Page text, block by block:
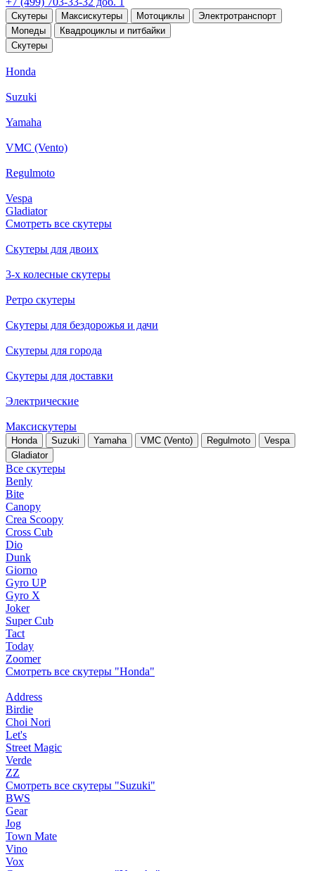
Скутеры Максискутеры Мотоциклы
Электротранспорт
Мопеды
Квадроциклы и питбайки
Скутеры
Honda
Suzuki
Yamaha
VMC (Vento)
Regulmoto
Vespa
Gladiator
Смотреть все скутеры
Скутеры для двоих
3-х колесные скутеры
Ретро скутеры
Скутеры для бездорожья и дачи
Скутеры для города
Скутеры для доставки
Электрические
Максискутеры
Honda Suzuki Yamaha VMC (Vento) Regulmoto
Vespa
Gladiator
Все скутеры
Benly
Bite
Canopy
Crea Scoopy
Cross Cub
Dio
Dunk
Giorno
Gyro UP
Gyro X
Joker
Super Cub
Tact
Today
Zoomer
Смотреть все скутеры "Honda"
Address
Birdie
Choi Nori
Let's
Street Magic
Verde
ZZ
Смотреть все скутеры "Suzuki"
BWS
Gear
Jog
Town Mate
Vino
Vox